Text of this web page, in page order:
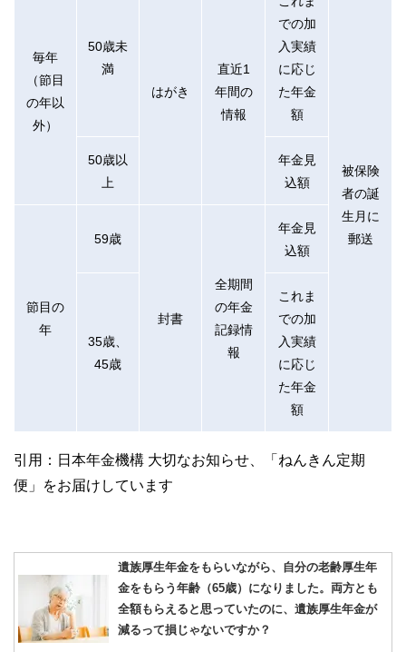
毎年
（節目
の年以
外）
50歳未
満
はがき
直近1
年間の
情報
での加
入実績
に応じ
た年金
額
被保険
者の誕
生月に
郵送
50歳以
上
年金見
込額
節目の
年
59歳
封書
全期間
の年金
記録情
報
年金見
込額
35歳、
45歳
これま
での加
入実績
に応じ
た年金
額
引用：日本年金機構 大切なお知らせ、「ねんきん定期
便」をお届けしています
遺族厚生年金をもらいながら、自分の老齢厚生年
金をもらう年齢（65歳）になりました。両方とも
全額もらえると思っていたのに、遺族厚生年金が
減るって損じゃないですか？